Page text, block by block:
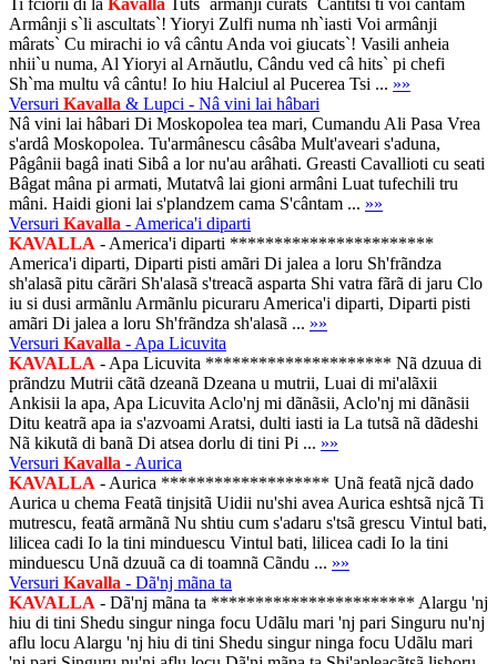
Armânji s`li ascultats`! Yioryi Zulfi numa nh`iasti Voi armânji
mârats` Cu mirachi io vâ cântu Anda voi giucats`! Vasili anheia
nhii`u numa, Al Yioryi al Arnăutlu, Cându ved câ hits` pi chefi
Sh`ma multu vâ cântu! Io hiu Halciul al Pucerea Tsi ... »»
Versuri Kavalla & Lupci - Nâ vini lai hâbari
Nâ vini lai hâbari Di Moskopolea tea mari, Cumandu Ali Pasa Vrea
s'ardâ Moskopolea. Tu'armânescu câsâba Mult'aveari s'aduna,
Pâgânii bagâ inati Sibâ a lor nu'au arâhati. Greasti Cavallioti cu seati
Bâgat mâna pi armati, Mutatvâ lai gioni armâni Luat tufechili tru
mâni. Haidi gioni lai s'plandzem cama S'cântam ... »»
Versuri Kavalla - America'i diparti
KAVALLA - America'i diparti ***********************
America'i diparti, Diparti pisti amãri Di jalea a loru Sh'frãndza
sh'alasã pitu cãrãri Sh'alasã s'treacã asparta Shi vatra fãrã di jaru Clo
iu si dusi armãnlu Armãnlu picuraru America'i diparti, Diparti pisti
amãri Di jalea a loru Sh'frãndza sh'alasã ... »»
Versuri Kavalla - Apa Licuvita
KAVALLA - Apa Licuvita ********************* Nã dzuua di
prãndzu Mutrii cãtã dzeanã Dzeana u mutrii, Luai di mi'alãxii
Ankisii la apa, Apa Licuvita Aclo'nj mi dãnãsii, Aclo'nj mi dãnãsii
Ditu keatrã apa ia s'azvoami Aratsi, dulti iasti ia La tutsã nã dãdeshi
Nã kikutã di banã Di atsea dorlu di tini Pi ... »»
Versuri Kavalla - Aurica
KAVALLA - Aurica ******************* Unã featã njcã dado
Aurica u chema Featã tinjsitã Uidii nu'shi avea Aurica eshtsã njcã Ti
mutrescu, featã armãnã Nu shtiu cum s'adaru s'tsã grescu Vintul bati,
lilicea cadi Io la tini minduescu Vintul bati, lilicea cadi Io la tini
minduescu Unã dzuuã ca di toamnã Cãndu ... »»
Versuri Kavalla - Dã'nj mãna ta
KAVALLA - Dã'nj mãna ta *********************** Alargu 'nj
hiu di tini Shedu singur ninga focu Udãlu mari 'nj pari Singuru nu'nj
aflu locu Alargu 'nj hiu di tini Shedu singur ninga focu Udãlu mari